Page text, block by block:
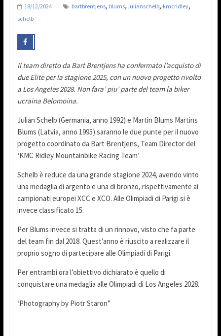
18/12/2024 bartbrentjens, blums, julianschelb, kmcridley,
schelb
Il team diretto da Bart Brentjens ha confermato l’acquisto di
due Elite per la stagione 2025, con un nuovo progetto rivolto
a Los Angeles 2028. Non fara’ piu’ parte del team la biker
ucraina Belomoina.
Julian Schelb (Germania, anno 1992) e Martin Blums Martins
Blums (Latvia, anno 1995) saranno le due punte per il nuovo
progetto coordinato da Bart Brentjens, Team Director del
‘KMC Ridley Mountainbike Racing Team’
Schelb è reduce da una grande stagione 2024, avendo vinto
una medaglia di argento e una di bronzo, rispettivamente ai
campionati europei XCC e XCO. Alle Olimpiadi di Parigi si è
invece classificato 15.
Per Blums invece si tratta di un rinnovo, visto che fa parte
del team fin dal 2018. Quest’anno è riuscito a realizzare il
proprio sogno di partecipare alle Olimpiadi di Parigi.
Per entrambi ora l’obiettivo dichiarato è quello di
conquistare una medaglia alle Olimpiadi di Los Angeles 2028.
‘Photography by Piotr Staron”